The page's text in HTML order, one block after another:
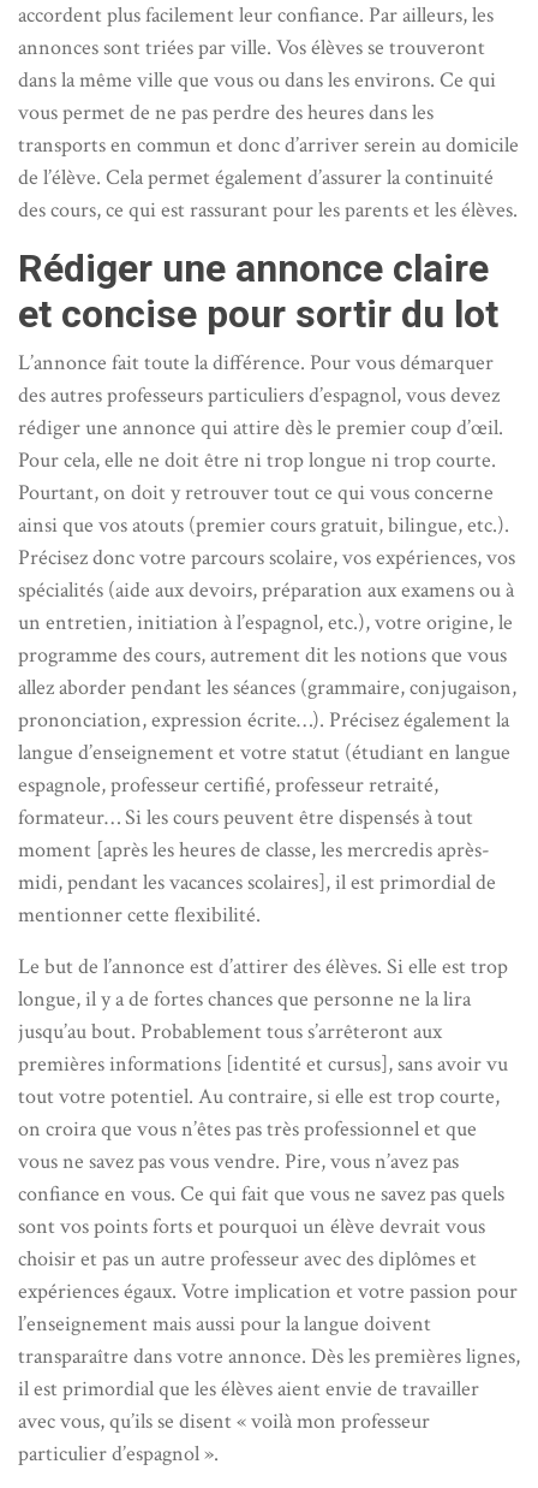
accordent plus facilement leur confiance. Par ailleurs, les
annonces sont triées par ville. Vos élèves se trouveront
dans la même ville que vous ou dans les environs. Ce qui
vous permet de ne pas perdre des heures dans les
transports en commun et donc d’arriver serein au domicile
de l’élève. Cela permet également d’assurer la continuité
des cours, ce qui est rassurant pour les parents et les élèves.
Rédiger une annonce claire
et concise pour sortir du lot
L’annonce fait toute la différence. Pour vous démarquer
des autres professeurs particuliers d’espagnol, vous devez
rédiger une annonce qui attire dès le premier coup d’œil.
Pour cela, elle ne doit être ni trop longue ni trop courte.
Pourtant, on doit y retrouver tout ce qui vous concerne
ainsi que vos atouts (premier cours gratuit, bilingue, etc.).
Précisez donc votre parcours scolaire, vos expériences, vos
spécialités (aide aux devoirs, préparation aux examens ou à
un entretien, initiation à l’espagnol, etc.), votre origine, le
programme des cours, autrement dit les notions que vous
allez aborder pendant les séances (grammaire, conjugaison,
prononciation, expression écrite…). Précisez également la
langue d’enseignement et votre statut (étudiant en langue
espagnole, professeur certifié, professeur retraité,
formateur… Si les cours peuvent être dispensés à tout
moment [après les heures de classe, les mercredis après-
midi, pendant les vacances scolaires], il est primordial de
mentionner cette flexibilité.
Le but de l’annonce est d’attirer des élèves. Si elle est trop
longue, il y a de fortes chances que personne ne la lira
jusqu’au bout. Probablement tous s’arrêteront aux
premières informations [identité et cursus], sans avoir vu
tout votre potentiel. Au contraire, si elle est trop courte,
on croira que vous n’êtes pas très professionnel et que
vous ne savez pas vous vendre. Pire, vous n’avez pas
confiance en vous. Ce qui fait que vous ne savez pas quels
sont vos points forts et pourquoi un élève devrait vous
choisir et pas un autre professeur avec des diplômes et
expériences égaux. Votre implication et votre passion pour
l’enseignement mais aussi pour la langue doivent
transparaître dans votre annonce. Dès les premières lignes,
il est primordial que les élèves aient envie de travailler
avec vous, qu’ils se disent « voilà mon professeur
particulier d’espagnol ».